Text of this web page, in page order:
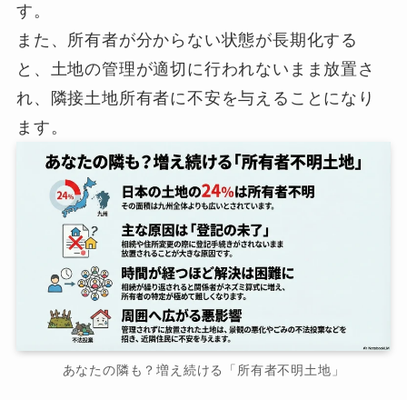
す。
また、所有者が分からない状態が長期化する
と、土地の管理が適切に行われないまま放置さ
れ、隣接土地所有者に不安を与えることになり
ます。
あなたの隣も？増え続ける「所有者不明土地」